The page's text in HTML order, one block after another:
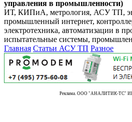
управления в промышленности)
ИТ, КИПиА, метрология, АСУ ТП,
промышленный интернет,
электротехника, автоматизации в
испытательные системы,
Главная Статьи АСУ ТП Разное
Реклама. ООО "АНАЛИТИК-ТС"